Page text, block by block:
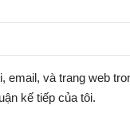
email, và trang web
kế tiếp của tôi.